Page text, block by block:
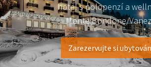
hotel s polopenzí a
Monte Bondone/
Zarezervujte si